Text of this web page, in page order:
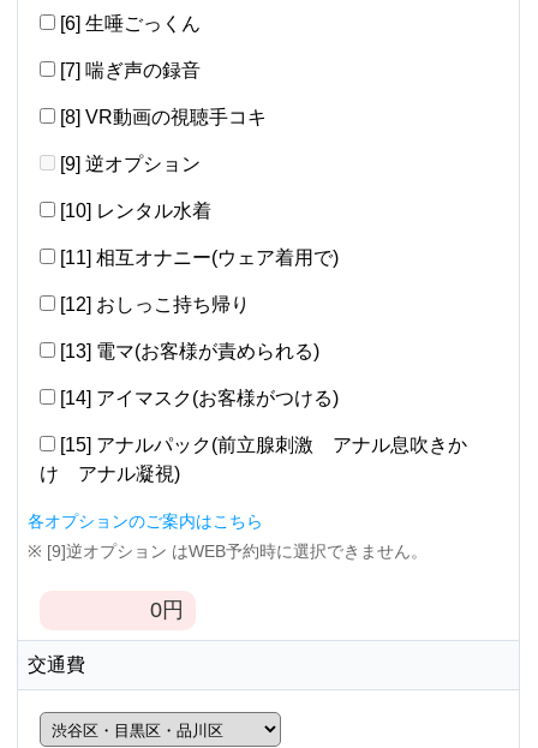
[6] 生唾ごっくん
[7] 喘ぎ声の録音
[8] VR動画の視聴手コキ
[9] 逆オプション
[10] レンタル水着
[11] 相互オナニー(ウェア着用で)
[12] おしっこ持ち帰り
[13] 電マ(お客様が責められる)
[14] アイマスク(お客様がつける)
[15] アナルパック(前立腺刺激 アナル息吹きか
け アナル凝視)
各オプションのご案内はこちら
※ [9]逆オプション はWEB予約時に選択できません。
0円
交通費